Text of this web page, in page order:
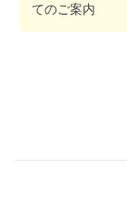
てのご案内